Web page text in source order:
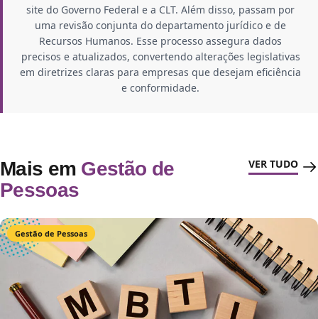
site do Governo Federal e a CLT. Além disso, passam por
uma revisão conjunta do departamento jurídico e de
Recursos Humanos. Esse processo assegura dados
precisos e atualizados, convertendo alterações legislativas
em diretrizes claras para empresas que desejam eficiência
e conformidade.
Mais em Gestão de
Pessoas
VER TUDO
Gestão de Pessoas